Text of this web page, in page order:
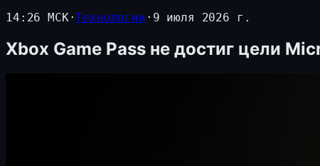
14:26 МСК·Технологии · 9 июля 2026 г.
Xbox Game Pass не достиг цели